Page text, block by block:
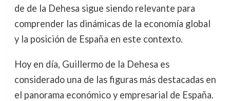
de de la Dehesa sigue siendo relevante para
comprender las dinámicas de la economía global
y la posición de España en este contexto.
Hoy en día, Guillermo de la Dehesa es
considerado una de las figuras más destacadas en
el panorama económico y empresarial de España.